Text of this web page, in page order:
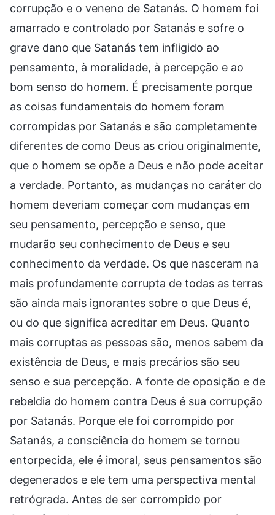
corrupção e o veneno de Satanás. O homem foi
amarrado e controlado por Satanás e sofre o
grave dano que Satanás tem infligido ao
pensamento, à moralidade, à percepção e ao
bom senso do homem. É precisamente porque
as coisas fundamentais do homem foram
corrompidas por Satanás e são completamente
diferentes de como Deus as criou originalmente,
que o homem se opõe a Deus e não pode aceitar
a verdade. Portanto, as mudanças no caráter do
homem deveriam começar com mudanças em
seu pensamento, percepção e senso, que
mudarão seu conhecimento de Deus e seu
conhecimento da verdade. Os que nasceram na
mais profundamente corrupta de todas as terras
são ainda mais ignorantes sobre o que Deus é,
ou do que significa acreditar em Deus. Quanto
mais corruptas as pessoas são, menos sabem da
existência de Deus, e mais precários são seu
senso e sua percepção. A fonte de oposição e de
rebeldia do homem contra Deus é sua corrupção
por Satanás. Porque ele foi corrompido por
Satanás, a consciência do homem se tornou
entorpecida, ele é imoral, seus pensamentos são
degenerados e ele tem uma perspectiva mental
retrógrada. Antes de ser corrompido por